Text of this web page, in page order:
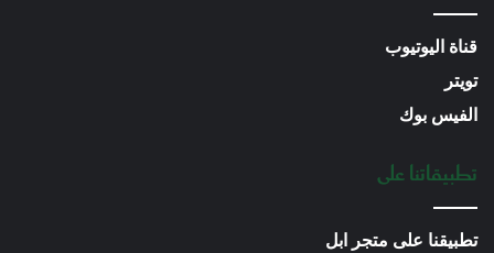
قناة اليوتيوب
تويتر
الفيس بوك
تطبيقاتنا على
تطبيقنا على متجر ابل